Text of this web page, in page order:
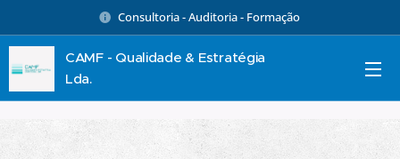
Consultoria - Auditoria - Formação
CAMF - Qualidade & Estratégia
Lda.